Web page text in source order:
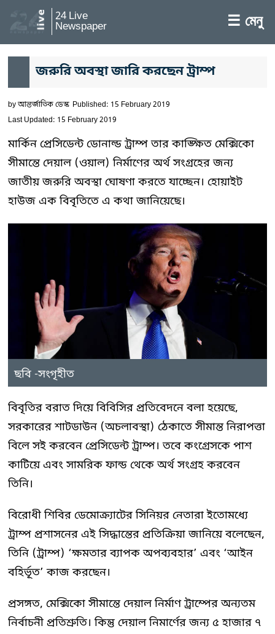
24 Live
Newspaper ☰ মেনু
জরুরি অবস্থা জারি করছেন ট্রাম্প
byআন্তর্জাতিক ডেস্ক Published: 15 February 2019
Last Updated: 15 February 2019
মার্কিন প্রেসিডেন্ট ডোনাল্ড ট্রাম্প তার কাঙ্ক্ষিত মেক্সিকো
সীমান্তে দেয়াল (ওয়াল) নির্মাণের অর্থ সংগ্রহের জন্য
জাতীয় জরুরি অবস্থা ঘোষণা করতে যাচ্ছেন। হোয়াইট
হাউজ এক বিবৃতিতে এ কথা জানিয়েছে।
ছবি -সংগৃহীত
বিবৃতির বরাত দিয়ে বিবিসির প্রতিবেদনে বলা হয়েছে,
সরকারের শাটডাউন (অচলাবস্থা) ঠেকাতে সীমান্ত নিরাপত্তা
বিলে সই করবেন প্রেসিডেন্ট ট্রাম্প। তবে কংগ্রেসকে পাশ
কাটিয়ে এবং সামরিক ফান্ড থেকে অর্থ সংগ্রহ করবেন
তিনি।
বিরোধী শিবির ডেমোক্র্যাটের সিনিয়র নেতারা ইতোমধ্যে
ট্রাম্প প্রশাসনের এই সিদ্ধান্তের প্রতিক্রিয়া জানিয়ে বলেছেন,
তিনি (ট্রাম্প) ‘ক্ষমতার ব্যাপক অপব্যবহার’ এবং ‘আইন
বহির্ভূত’ কাজ করছেন।
প্রসঙ্গত, মেক্সিকো সীমান্তে দেয়াল নির্মাণ ট্রাম্পের অন্যতম
নির্বাচনী প্রতিশ্রুতি। কিন্তু দেয়াল নিমার্ণের জন্য ৫ হাজার ৭